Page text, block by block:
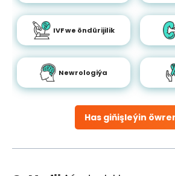
Has giňişleýin
IVF we öndürijilik
Newrologiýa